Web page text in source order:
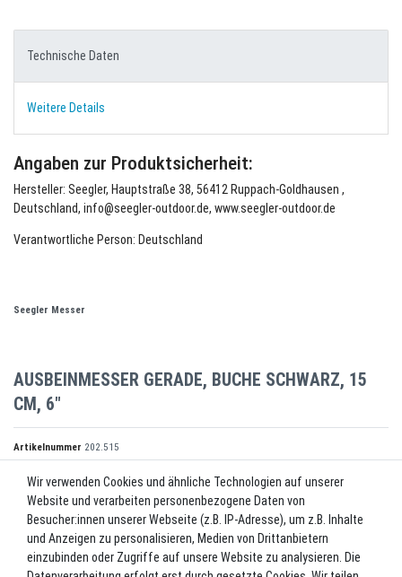
Technische Daten
Weitere Details
Angaben zur Produktsicherheit:
Hersteller: Seegler, Hauptstraße 38, 56412 Ruppach-Goldhausen ,
Deutschland, info@seegler-outdoor.de, www.seegler-outdoor.de
Verantwortliche Person: Deutschland
Seegler Messer
AUSBEINMESSER GERADE, BUCHE SCHWARZ, 15
CM, 6"
Artikelnummer 202.515
12,90 EUR*
Wir verwenden Cookies und ähnliche Technologien auf unserer
Website und verarbeiten personenbezogene Daten von
Besucher:innen unserer Webseite (z.B. IP-Adresse), um z.B. Inhalte
und Anzeigen zu personalisieren, Medien von Drittanbietern
einzubinden oder Zugriffe auf unsere Website zu analysieren. Die